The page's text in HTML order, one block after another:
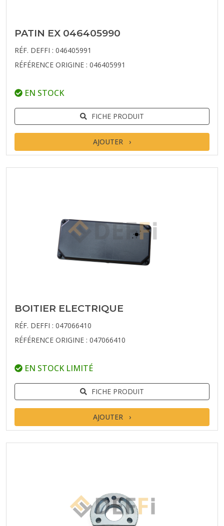
PATIN EX 046405990
RÉF. DEFFI : 046405991
RÉFÉRENCE ORIGINE : 046405991
EN STOCK
FICHE PRODUIT
AJOUTER
BOITIER ELECTRIQUE
RÉF. DEFFI : 047066410
RÉFÉRENCE ORIGINE : 047066410
EN STOCK LIMITÉ
FICHE PRODUIT
AJOUTER